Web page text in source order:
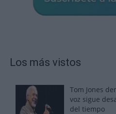
Los más vistos
Tom Jones
voz sigue
del tiempo